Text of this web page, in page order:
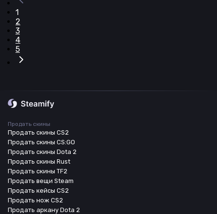
1
2
3
4
5
Продать скины
Продать скины CS2
Продать скины CS:GO
Продать скины Dota 2
Продать скины Rust
Продать скины TF2
Продать вещи Steam
Продать кейсы CS2
Продать нож CS2
Продать аркану Dota 2